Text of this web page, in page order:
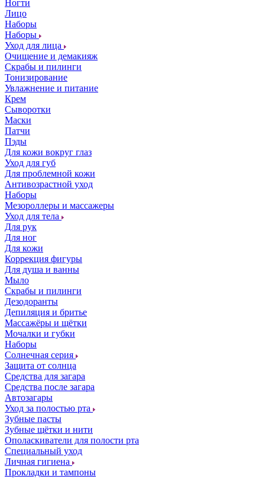
Ногти
Лицо
Наборы
Наборы
Уход для лица
Очищение и демакияж
Скрабы и пилинги
Тонизирование
Увлажнение и питание
Крем
Сыворотки
Маски
Патчи
Пэды
Для кожи вокруг глаз
Уход для губ
Для проблемной кожи
Антивозрастной уход
Наборы
Мезороллеры и массажеры
Уход для тела
Для рук
Для ног
Для кожи
Коррекция фигуры
Для душа и ванны
Мыло
Скрабы и пилинги
Дезодоранты
Депиляция и бритье
Массажёры и щётки
Мочалки и губки
Наборы
Солнечная серия
Защита от солнца
Средства для загара
Средства после загара
Автозагары
Уход за полостью рта
Зубные пасты
Зубные щётки и нити
Ополаскиватели для полости рта
Специальный уход
Личная гигиена
Прокладки и тампоны